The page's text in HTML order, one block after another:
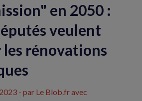
en 2050 :
veulent
les rénovations
- par Le Blob.fr avec